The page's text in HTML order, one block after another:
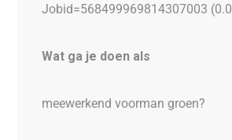
Jobid=568499969814307003
Wat ga je doen als
meewerkend voorman groen?